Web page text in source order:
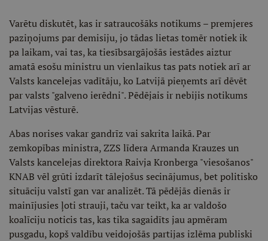
Varētu diskutēt, kas ir satraucošāks notikums – premjeres
paziņojums par demisiju, jo tādas lietas tomēr notiek ik
pa laikam, vai tas, ka tiesībsargājošās iestādes aiztur
amatā esošu ministru un vienlaikus tas pats notiek arī ar
Valsts kancelejas vadītāju, ko Latvijā pieņemts arī dēvēt
par valsts "galveno ierēdni". Pēdējais ir nebijis notikums
Latvijas vēsturē.
Abas norises vakar gandrīz vai sakrita laikā. Par
zemkopības ministra, ZZS līdera Armanda Krauzes un
Valsts kancelejas direktora Raivja Kronberga "viesošanos"
KNAB vēl grūti izdarīt tālejošus secinājumus, bet politisko
situāciju valstī gan var analizēt. Tā pēdējās dienās ir
mainījusies ļoti strauji, taču var teikt, ka ar valdošo
koalīciju noticis tas, kas tika sagaidīts jau apmēram
pusgadu, kopš valdību veidojošās partijas izlēma publiski